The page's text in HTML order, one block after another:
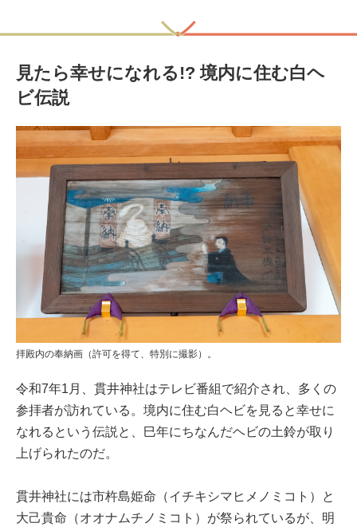
見たら幸せになれる!? 境内に住む白ヘ
ビ伝説
拝殿内の奉納画（許可を得て、特別に撮影）。
令和7年1月、貫井神社はテレビ番組で紹介され、多くの
参拝者が訪れている。境内に住む白ヘビを見ると幸せに
なれるという伝説と、巳年にちなんだヘビの土鈴が取り
上げられたのだ。
貫井神社には市杵島姫命（イチキシマヒメノミコト）と
大己貴命（オオナムチノミコト）が祭られているが、明